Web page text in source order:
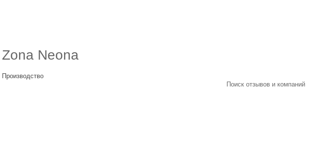
Поиск отзывов и компаний
Zona Neona
Производство